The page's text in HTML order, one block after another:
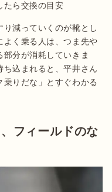
たら交換の目安
り減っていくのが靴とし
よく乗る人は、つま先や
分が消耗していきま
込まれると、平井さん
りだな」とすぐわかる
フィールドのな